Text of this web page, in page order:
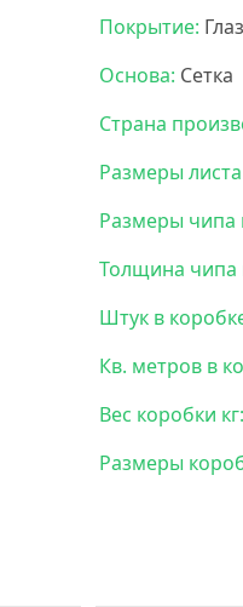
Покрытие:
Основа: Сетка
Страна
Размеры
Размеры чипа
Толщина
Штук в
Кв. метров в
Вес коробки кг:
Размеры